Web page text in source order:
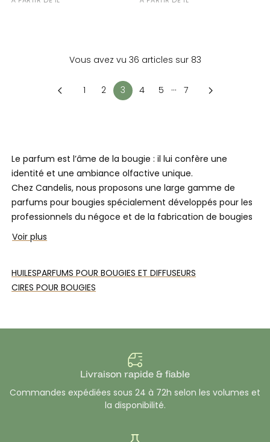
Vous avez vu 36 articles sur 83
1 2 3 4 5 … 7
Le parfum est l’âme de la bougie : il lui confère une
identité et une ambiance olfactive unique.
ChezCandelis, nous proposons unelarge gamme de
parfums pour bougies spécialement développés pour les
professionnels du négoce et de la fabrication de bougies
artisanales
les diffuseurs de parfum à tiges capillaires, pour créer une
atmosphère parfumée tout en élégance. Ajoutés à une
parfumeurs français et européens
rigoureusement sélectionnés. Chaque parfum est
pour une diffusion optimaledans lescires
végétalesouminérales , garantissant un rendu olfactif
non testés sur les animaux et sourcés en
Voir plus
HUILESPARFUMS POUR BOUGIES ET DIFFUSEURS
CIRES POUR BOUGIES
Livraison rapide & fiable
Commandes expédiées sous 24 à 72h selon les volumes et
la disponibilité.